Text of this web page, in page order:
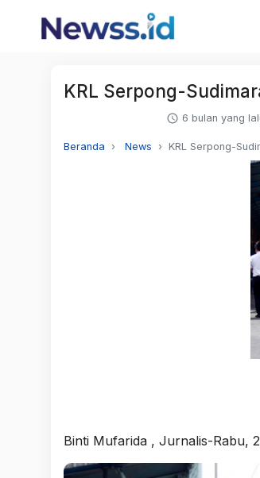
KRL Serpong-
6 bulan yang
Beranda News KRL Serpong-
Binti Mufarida , Jurnalis-Rabu,